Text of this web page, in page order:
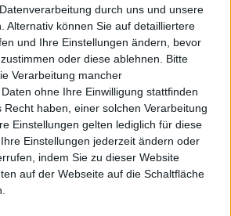
durch uns und unsere
Alternativ können Sie auf detailliertere
und Ihre Einstellungen ändern, bevor
oder diese ablehnen.
Bitte
Verarbeitung mancher
ohne Ihre Einwilligung stattfinden
Recht haben, einer solchen Verarbeitung
Einstellungen gelten lediglich für diese
Einstellungen jederzeit ändern oder
indem Sie zu dieser Website
auf der Webseite auf die Schaltfläche